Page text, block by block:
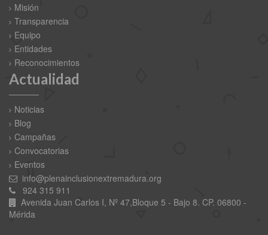
Misión
Transparencia
Equipo
Entidades
Reconocimientos
Actualidad
Noticias
Blog
Campañas
Convocatorias
Eventos
info@plenainclusionextremadura.org
924 315 911
Avenida Juan Carlos I, Nº 47,Bloque 5 - Bajo 8. CP. 06800 -
Mérida